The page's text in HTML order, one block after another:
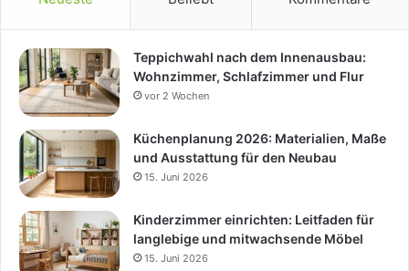
Teppichwahl nach dem Innenausbau:
Wohnzimmer, Schlafzimmer und Flur
vor 2 Wochen
Küchenplanung 2026: Materialien, Maße
und Ausstattung für den Neubau
15. Juni 2026
Kinderzimmer einrichten: Leitfaden für
langlebige und mitwachsende Möbel
15. Juni 2026